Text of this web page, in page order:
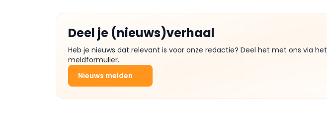
Deel je (nieuws)verhaal
Heb je nieuws dat relevant is voor onze redactie? Deel het met ons via het
meldformulier.
Nieuws melden